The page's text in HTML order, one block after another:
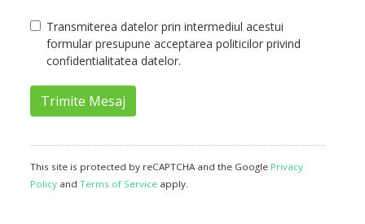
Transmiterea datelor prin intermediul acestui
formular presupune acceptarea politicilor privind
confidentialitatea datelor.
Trimite Mesaj
This site is protected by reCAPTCHA and the Google Privacy
Policyand Terms of Serviceapply.